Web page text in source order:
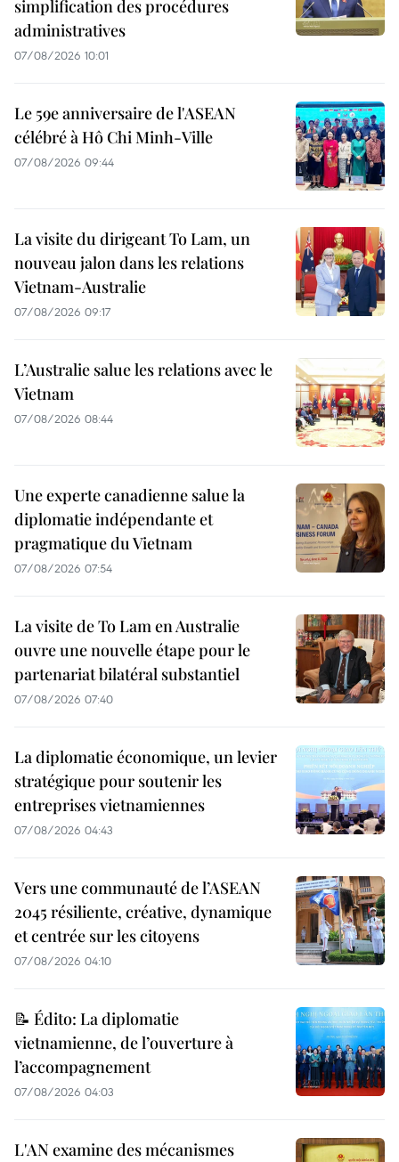
simplification des procédures
administratives
07/08/2026 10:01
Le 59e anniversaire de l'ASEAN
célébré à Hô Chi Minh-Ville
07/08/2026 09:44
La visite du dirigeant To Lam, un
nouveau jalon dans les relations
Vietnam-Australie
07/08/2026 09:17
L’Australie salue les relations avec le
Vietnam
07/08/2026 08:44
Une experte canadienne salue la
diplomatie indépendante et
pragmatique du Vietnam
07/08/2026 07:54
La visite de To Lam en Australie
ouvre une nouvelle étape pour le
partenariat bilatéral substantiel
07/08/2026 07:40
La diplomatie économique, un levier
stratégique pour soutenir les
entreprises vietnamiennes
07/08/2026 04:43
Vers une communauté de l’ASEAN
2045 résiliente, créative, dynamique
et centrée sur les citoyens
07/08/2026 04:10
📝 Édito: La diplomatie
vietnamienne, de l’ouverture à
l’accompagnement
07/08/2026 04:03
L'AN examine des mécanismes